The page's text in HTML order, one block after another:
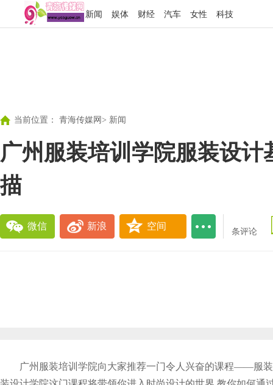
新闻 娱体 财经 汽车 女性 科技
当前位置： 青海传媒网 > 新闻
广州服装培训学院服装设
描
微信 新浪 空间
条评论
广州服装培训学院向大家推荐一门令人兴奋的课程——服